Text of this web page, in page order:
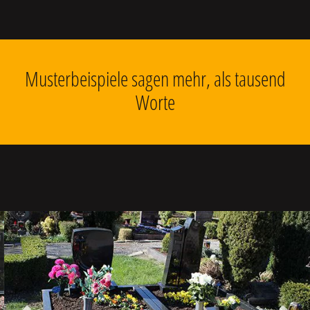
Musterbeispiele sagen mehr, als tausend
Worte